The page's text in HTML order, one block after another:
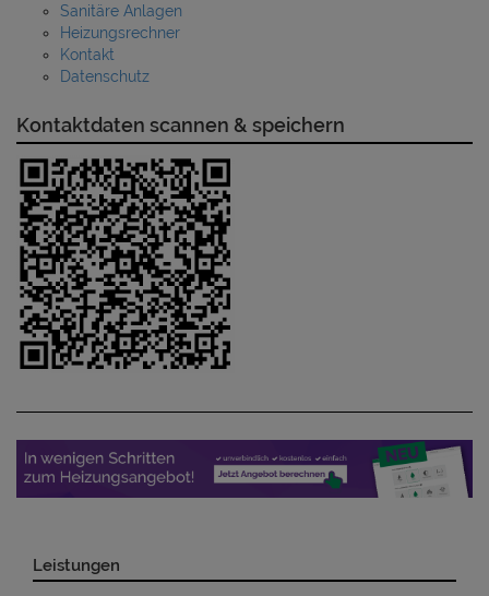
Sanitäre Anlagen
Heizungsrechner
Kontakt
Datenschutz
Kontaktdaten scannen & speichern
Leistungen